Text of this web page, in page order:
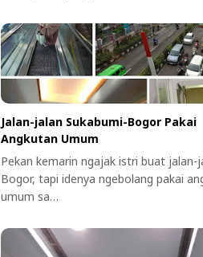
Jalan-jalan Sukabumi-Bogor Pakai
Angkutan Umum
Pekan kemarin ngajak istri buat jalan-
Bogor, tapi idenya ngebolang pakai
umum sa…